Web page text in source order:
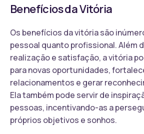
Benefícios da Vitória
Os benefícios da vitória são
pessoal quanto profissional. Além
realização e satisfação, a vitória
para novas oportunidades,
relacionamentos e gerar
Ela também pode servir de
pessoas, incentivando-as a
próprios objetivos e sonhos.